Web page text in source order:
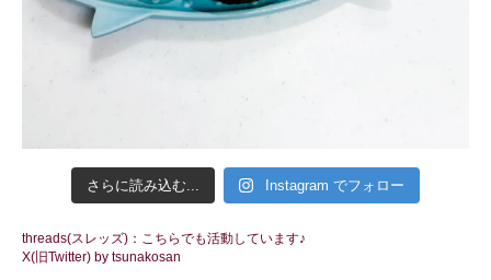
さらに読み込む... Instagram でフォロー
threads(スレッズ)：こちらでも活動しています♪
X(旧Twitter) by tsunakosan